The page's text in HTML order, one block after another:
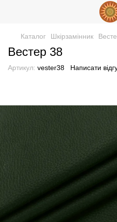
Каталог Шкірзамінник
Вестер 38
Артикул: vester38 Написати